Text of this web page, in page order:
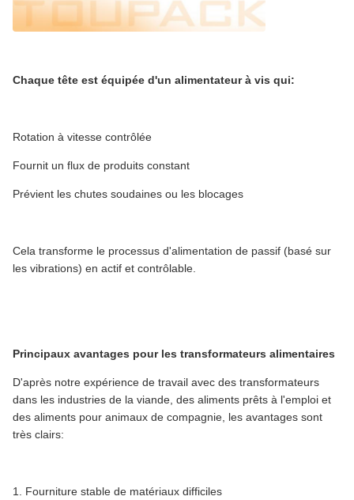
Chaque tête est équipée d'un alimentateur à vis qui:
Rotation à vitesse contrôlée
Fournit un flux de produits constant
Prévient les chutes soudaines ou les blocages
Cela transforme le processus d'alimentation de passif (basé sur
les vibrations) en actif et contrôlable.
Principaux avantages pour les transformateurs alimentaires
D'après notre expérience de travail avec des transformateurs
dans les industries de la viande, des aliments prêts à l'emploi et
des aliments pour animaux de compagnie, les avantages sont
très clairs:
1. Fourniture stable de matériaux difficiles